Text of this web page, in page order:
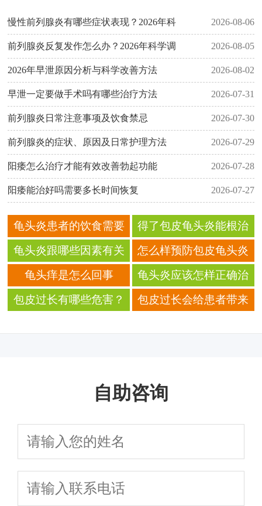
慢性前列腺炎有哪些症状表现？2026年科 2026-08-06
前列腺炎反复发作怎么办？2026年科学调 2026-08-05
2026年早泄原因分析与科学改善方法 2026-08-02
早泄一定要做手术吗有哪些治疗方法 2026-07-31
前列腺炎日常注意事项及饮食禁忌 2026-07-30
前列腺炎的症状、原因及日常护理方法 2026-07-29
阳痿怎么治疗才能有效改善勃起功能 2026-07-28
阳痿能治好吗需要多长时间恢复 2026-07-27
龟头炎患者的饮食需要
注意什么
得了包皮龟头炎能根治
吗？
龟头炎跟哪些因素有关
系？
怎么样预防包皮龟头炎
的发生？
龟头痒是怎么回事
龟头炎应该怎样正确治
疗
包皮过长有哪些危害？
包皮过长会给患者带来
自助咨询